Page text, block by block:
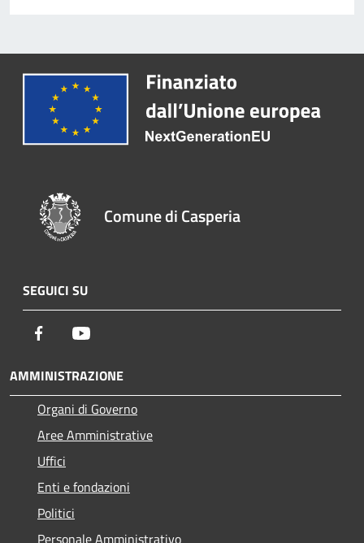
Comune di Casperia
SEGUICI SU
Facebook
AMMINISTRAZIONE
Organi di Governo
Aree Amministrative
Uffici
Enti e fondazioni
Politici
Personale Amministrativo